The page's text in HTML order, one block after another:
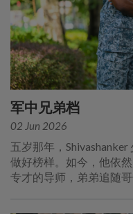
军中兄弟档
02 Jun 2026
五岁那年，
做好榜样。如今，他依
专才的导师，弟弟追随